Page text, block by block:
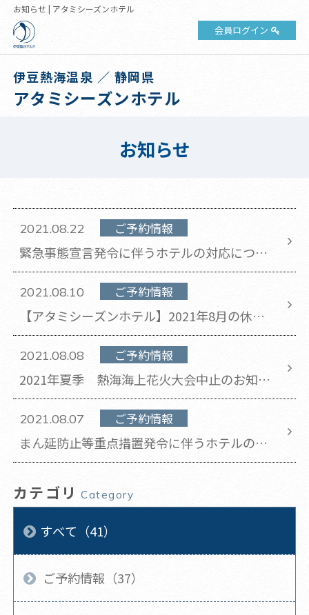
お知らせ | アタミシーズンホテル
会員ログイン
伊豆熱海温泉 ／ 静岡県
アタミシーズンホテル
お知らせ
2021.08.22 ご予約情報
緊急事態宣言発令に伴うホテルの対応につい
て
2021.08.10 ご予約情報
【アタミシーズンホテル】2021年8月の休館
日のお知らせ(2021年8月10日 更新)
2021.08.08 ご予約情報
2021年夏季 熱海海上花火大会中止のお知ら
せ(2021年8月8日更新)
2021.08.07 ご予約情報
まん延防止等重点措置発令に伴うホテルの対
応について
カテゴリ Category
すべて（41）
ご予約情報（37）